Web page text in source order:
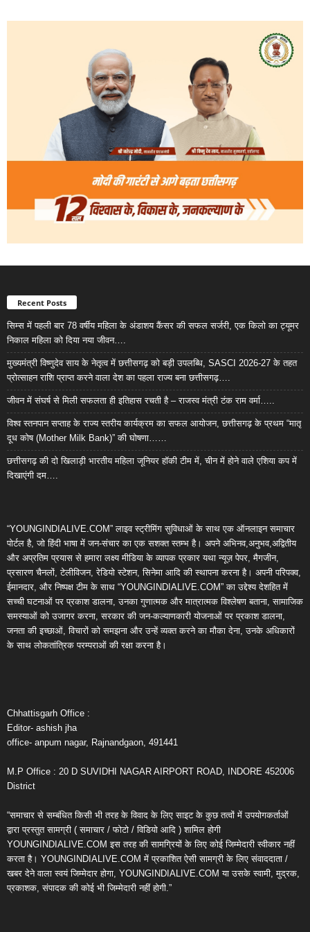
Recent Posts
सिम्स में पहली बार 78 वर्षीय महिला के अंडाशय कैंसर की सफल सर्जरी, एक किलो का ट्यूमर
निकाल महिला को दिया नया जीवन….
मुख्यमंत्री विष्णुदेव साय के नेतृत्व में छत्तीसगढ़ को बड़ी उपलब्धि, SASCI 2026-27 के तहत
प्रोत्साहन राशि प्राप्त करने वाला देश का पहला राज्य बना छत्तीसगढ़….
जीवन में संघर्ष से मिली सफलता ही इतिहास रचती है – राजस्व मंत्री टंक राम वर्मा…..
विश्व स्तनपान सप्ताह के राज्य स्तरीय कार्यक्रम का सफल आयोजन, छत्तीसगढ़ के प्रथम “मातृ
दूध कोष (Mother Milk Bank)” की घोषणा……
छत्तीसगढ़ की दो खिलाड़ी भारतीय महिला जूनियर हॉकी टीम में, चीन में होने वाले एशिया कप में
दिखाएंगी दम….
“YOUNGINDIALIVE.COM” लाइव स्ट्रीमिंग सुविधाओं के साथ एक ऑनलाइन समाचार
पोर्टल है, जो हिंदी भाषा में जन-संचार का एक सशक्त स्तम्भ है। अपने अभिनव,अनुभव,अद्वितीय
और अप्रतिम प्रयास से हमारा लक्ष्य मीडिया के व्यापक प्रकार यथा न्यूज़ पेपर, मैगजीन,
प्रसारण चैनलों, टेलीविजन, रेडियो स्टेशन, सिनेमा आदि की स्थापना करना है। अपनी परिपक्व,
ईमानदार, और निष्पक्ष टीम के साथ “YOUNGINDIALIVE.COM” का उद्देश्य देशहित में
सच्ची घटनाओं पर प्रकाश डालना, उनका गुणात्मक और मात्रात्मक विश्लेषण बताना, सामाजिक
समस्याओं को उजागर करना, सरकार की जन-कल्याणकारी योजनाओं पर प्रकाश डालना,
जनता की इच्छाओं, विचारों को समझना और उन्हें व्यक्त करने का मौका देना, उनके अधिकारों
के साथ लोकतांत्रिक परम्पराओं की रक्षा करना है।
Chhattisgarh Office :
Editor- ashish jha
office- anpum nagar, Rajnandgaon, 491441
M.P Office : 20 D SUVIDHI NAGAR AIRPORT ROAD, INDORE 452006
District
“समाचार से सम्बंधित किसी भी तरह के विवाद के लिए साइट के कुछ तत्वों में उपयोगकर्ताओं
द्वारा प्रस्तुत सामग्री ( समाचार / फोटो / विडियो आदि ) शामिल होगी
YOUNGINDIALIVE.COM इस तरह की सामग्रियों के लिए कोई जिम्मेदारी स्वीकार नहीं
करता है। YOUNGINDIALIVE.COM में प्रकाशित ऐसी सामग्री के लिए संवाददाता /
खबर देने वाला स्वयं जिम्मेदार होगा, YOUNGINDIALIVE.COM या उसके स्वामी, मुद्रक,
प्रकाशक, संपादक की कोई भी जिम्मेदारी नहीं होगी.”